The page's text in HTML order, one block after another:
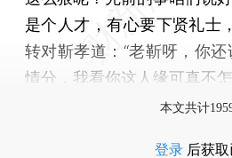
是个人才，有心要下贤礼士
转对靳孝道：“老靳呀，你
情分，我看你这人缘可真不
本文共计
登录 后获